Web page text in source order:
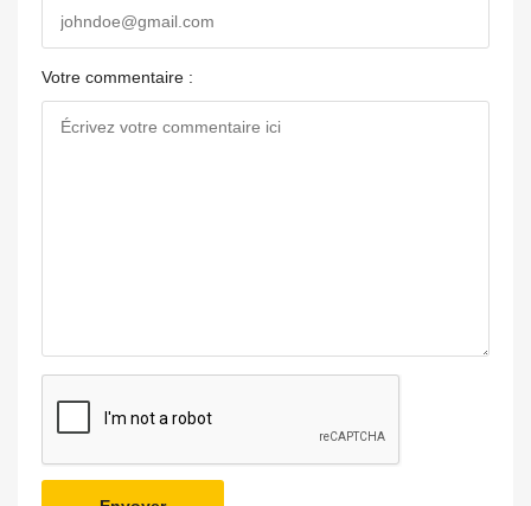
Votre commentaire :